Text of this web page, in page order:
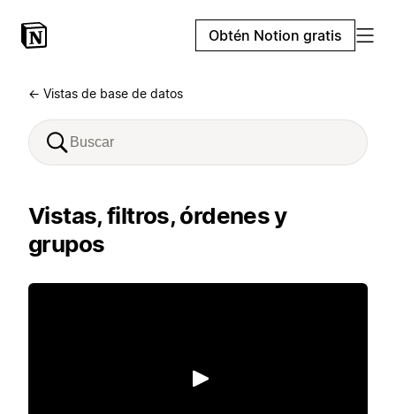
Obtén Notion gratis
← Vistas de base de datos
Vistas, filtros, órdenes y
grupos
Reproducir